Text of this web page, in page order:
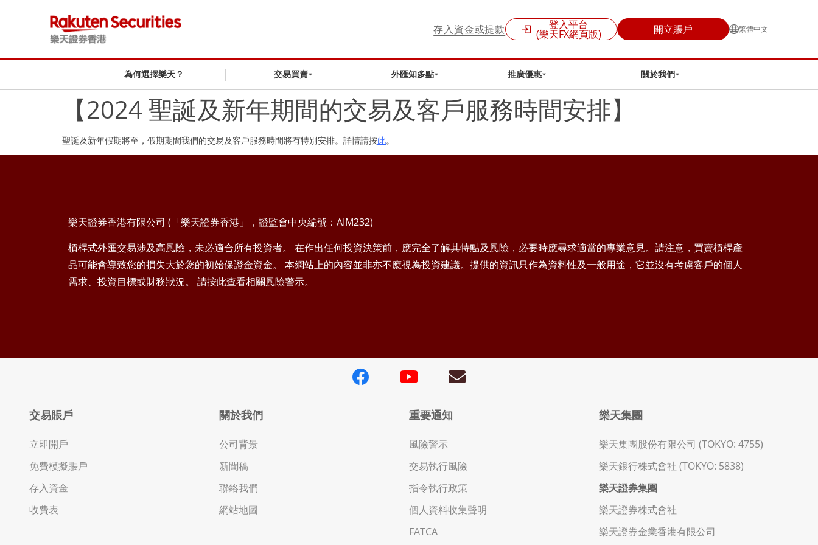
存入資金或提款 登入平台
(樂天FX網頁版) 開立賬戶 繁體中文
為何選擇樂天？ 交易買賣 外匯知多點 推廣優惠 關於我們
【2024 聖誕及新年期間的交易及客戶服務時間安排】
聖誕及新年假期將至，假期期間我們的交易及客戶服務時間將有特別安排。詳情請按此。
樂天證券香港有限公司 (「樂天證券香港」，證監會中央編號：AIM232)
槓桿式外匯交易涉及高風險，未必適合所有投資者。 在作出任何投資決策前，應完全了解其特點及風險，必要時應尋求適當的專業意見。請注意，買賣槓桿產
品可能會導致您的損失大於您的初始保證金資金。 本網站上的內容並非亦不應視為投資建議。提供的資訊只作為資料性及一般用途，它並沒有考慮客戶的個人
需求、投資目標或財務狀況。 請按此查看相關風險警示。
交易賬戶
立即開戶
免費模擬賬戶
存入資金
收費表
關於我們
公司背景
新聞稿
聯絡我們
網站地圖
重要通知
風險警示
交易執行風險
指令執行政策
個人資料收集聲明
FATCA
樂天集團
樂天集團股份有限公司 (TOKYO: 4755)
樂天銀行株式會社 (TOKYO: 5838)
樂天證券集團
樂天證券株式會社
樂天證券金業香港有限公司